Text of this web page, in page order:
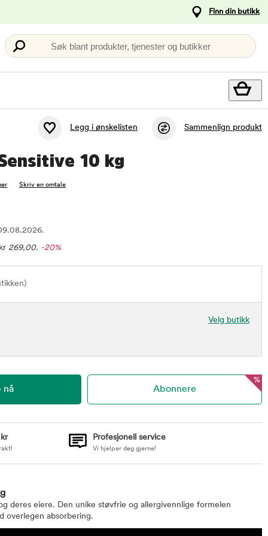
Finn din butikk
Søk blant produkter, tjenester og butikker
Legg i ønskelisten Sammenlign produkt
10 kg
Skriv en omtale
269,00. -20%
Velg butikk
%
Profesjonell service
Vi hjelper deg gjerne!
deres eiere. Den unike støvfrie og allergivennlige formelen
overlegen absorbering.